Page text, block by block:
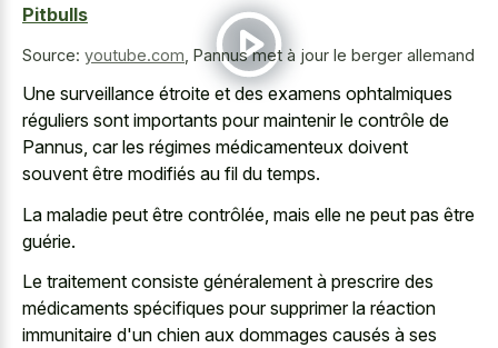
Pitbulls
Source: youtube.com Pannus met à jour le berger allemand
Une surveillance étroite et des examens ophtalmiques
réguliers sont importants pour maintenir le contrôle de
Pannus, car les régimes médicamenteux doivent
souvent être modifiés au fil du temps.
La maladie peut être contrôlée, mais elle ne peut pas être
guérie.
Le traitement consiste généralement à prescrire des
médicaments spécifiques pour supprimer la réaction
immunitaire d'un chien aux dommages causés à ses